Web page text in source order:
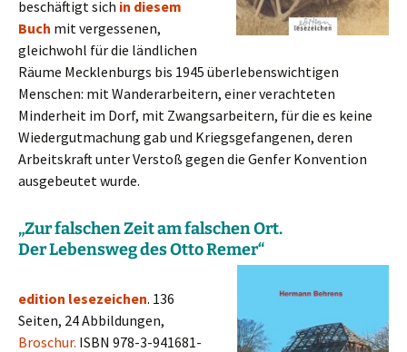
beschäftigt sich in diesem
Buch mit vergessenen,
gleichwohl für die ländlichen
Räume Mecklenburgs bis 1945 überlebenswichtigen
Menschen: mit Wanderarbeitern, einer verachteten
Minderheit im Dorf, mit Zwangsarbeitern, für die es keine
Wiedergutmachung gab und Kriegsgefangenen, deren
Arbeitskraft unter Verstoß gegen die Genfer Konvention
ausgebeutet wurde.
„Zur falschen Zeit am falschen Ort.
Der Lebensweg des Otto Remer“
edition lesezeichen. 136
Seiten, 24 Abbildungen,
Broschur. ISBN 978-3-941681-